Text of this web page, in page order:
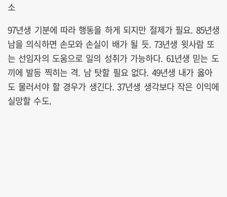
소
97년생 기분에 따라 행동을 하게 되지만 절제가 필요. 85년생
남을 의식하면 손모와 손실이 배가 될 듯. 73년생 윗사람 또
는 선임자의 도움으로 일의 성취가 가능하다. 61년생 믿는 도
끼에 발등 찍히는 격. 남 탓할 필요 없다. 49년생 내가 옳아
도 물러서야 할 경우가 생긴다. 37년생 생각보다 작은 이익에
실망할 수도.